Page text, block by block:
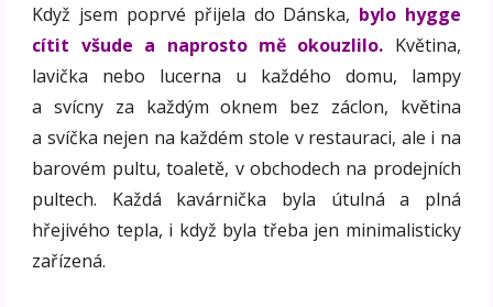
Když jsem poprvé přijela do Dánska, bylo hygge
cítit všude a naprosto mě okouzlilo. Květina,
lavička nebo lucerna u každého domu, lampy
a svícny za každým oknem bez záclon, květina
a svíčka nejen na každém stole v restauraci, ale i na
barovém pultu, toaletě, v obchodech na prodejních
pultech. Každá kavárnička byla útulná a plná
hřejivého tepla, i když byla třeba jen minimalisticky
zařízená.